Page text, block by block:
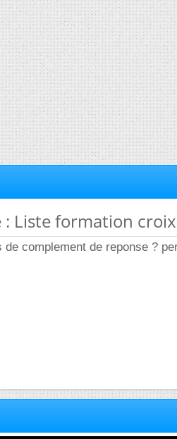
: Liste formation
de complement de reponse ?